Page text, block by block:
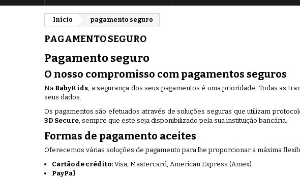
Início pagamento seguro
PAGAMENTO SEGURO
Pagamento seguro
O nosso compromisso com pagamentos seguros
Na BabyKids, a segurança dos seus pagamentos é uma prioridade. Todas as
seus dados.
Os pagamentos são efetuados através de soluções seguras que utilizam
3D Secure, sempre que este seja disponibilizado pela sua instituição bancária.
Formas de pagamento aceites
Oferecemos várias soluções de pagamento para lhe proporcionar a máxima
Cartão de crédito: Visa, Mastercard, American Express (Amex)
PayPal